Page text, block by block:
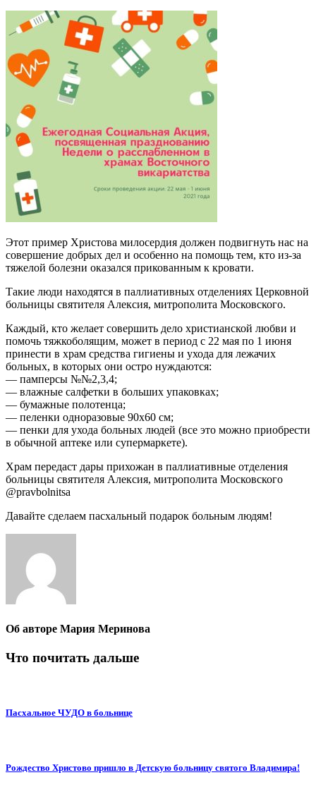
Этот пример Христова милосердия должен подвигнуть нас на
совершение добрых дел и особенно на помощь тем, кто из-за
тяжелой болезни оказался прикованным к кровати.
Такие люди находятся в паллиативных отделениях Церковной
больницы святителя Алексия, митрополита Московского.
Каждый, кто желает совершить дело христианской любви и
помочь тяжкоболящим, может в период с 22 мая по 1 июня
принести в храм средства гигиены и ухода для лежачих
больных, в которых они остро нуждаются:
— памперсы №№2,3,4;
— влажные салфетки в больших упаковках;
— бумажные полотенца;
— пеленки одноразовые 90х60 см;
— пенки для ухода больных людей (все это можно приобрести
в обычной аптеке или супермаркете).
Храм передаст дары прихожан в паллиативные отделения
больницы святителя Алексия, митрополита Московского
@pravbolnitsa
Давайте сделаем пасхальный подарок больным людям!
Об авторе Мария Меринова
Что почитать дальше
Пасхальное ЧУДО в больнице
Рождество Христово пришло в Детскую больницу святого Владимира!